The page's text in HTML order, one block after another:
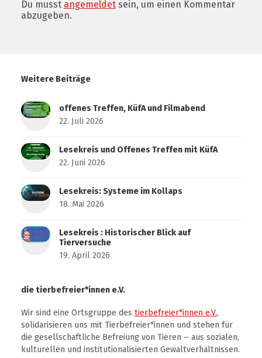
Du musst angemeldetsein, um einen Kommentar
abzugeben.
Weitere Beiträge
offenes Treffen, KüfA und Filmabend
22. Juli 2026
Lesekreis und Offenes Treffen mit KüfA
22. Juni 2026
Lesekreis: Systeme im Kollaps
18. Mai 2026
Lesekreis : Historischer Blick auf
Tierversuche
19. April 2026
die tierbefreier*innen e.V.
Wir sind eine Ortsgruppe des tierbefreier*innen e.V.,
solidarisieren uns mit Tierbefreier*innen und stehen für
die gesellschaftliche Befreiung von Tieren – aus sozialen,
kulturellen und institutionalisierten Gewaltverhältnissen.